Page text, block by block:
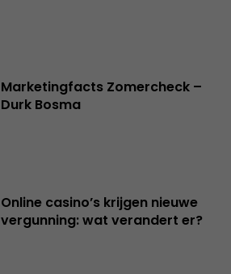
Marketingfacts Zomercheck –
Durk Bosma
Online casino’s krijgen nieuwe
vergunning: wat verandert er?